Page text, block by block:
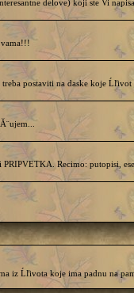
delove) koji ste Vi
vama!!!
postaviti na daske koje Ĺľivot
Recimo: putopisi,
iz Ĺľivota koje ima padnu na